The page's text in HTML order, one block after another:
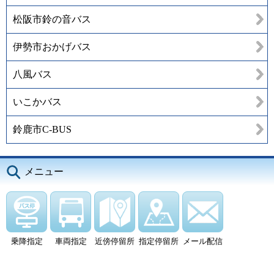
松阪市鈴の音バス
伊勢市おかげバス
八風バス
いこかバス
鈴鹿市C-BUS
メニュー
乗降指定 車両指定 近傍停留所 指定停留所 メール配信